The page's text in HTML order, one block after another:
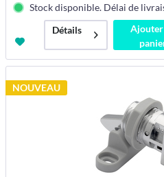
Stock disponible. Délai de
Détails
Ajouter
NOUVEAU